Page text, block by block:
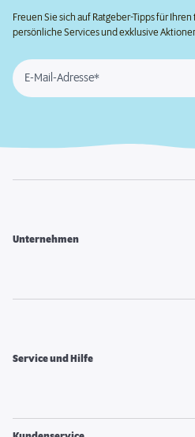
Freuen Sie sich auf Ratgeber-Tipps für
persönliche Services und exklusive
E-Mail-Adresse*
Unternehmen
Service und Hilfe